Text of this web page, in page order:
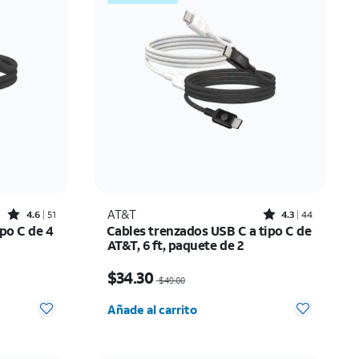
Más reciente
Clasificación: alta a baja
Rated4.6out of 5 stars with51reviews
4.6 51
C de 4
AT&T Rated4.3out of 5 stars with44reviews
4.3 44
Cables trenzados USB C a tipo C de
AT&T, 6 ft, paquete de 2
$34.30 $49.00
Añade al carrito